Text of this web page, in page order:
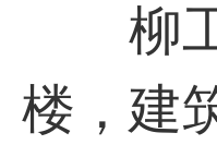
柳工
楼，建